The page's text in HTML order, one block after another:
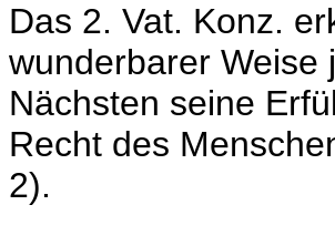
Das 2. Vat. Konz.
wunderbarer Weise
Nächsten seine
Recht des
2).